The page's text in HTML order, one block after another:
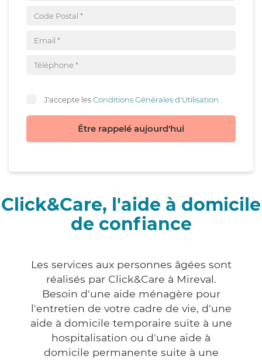
J'accepte lesConditions Générales d'Utilisation
Être rappelé aujourd'hui
Click&Care, l'aide à domicile
de confiance
Les services aux personnes âgées sont
réalisés par Click&Care à Mireval.
Besoin d'une aide ménagère pour
l'entretien de votre cadre de vie, d'une
aide à domicile temporaire suite à une
hospitalisation ou d'une aide à
domicile permanente suite à une